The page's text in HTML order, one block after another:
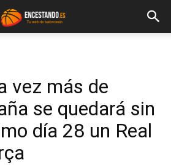
vez más de
se quedará sin
día 28 un Real